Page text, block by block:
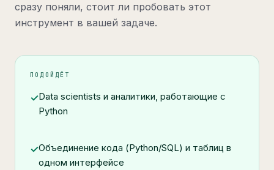
сразу поняли, стоит ли пробовать этот
инструмент в вашей задаче.
ПОДОЙДЁТ
✓Data scientists и аналитики, работающие с
Python
✓Объединение кода (Python/SQL) и таблиц в
одном интерфейсе